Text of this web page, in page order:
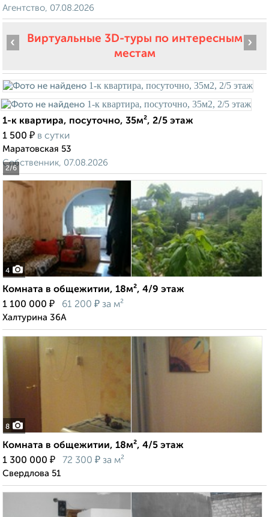
Агентство, 07.08.2026
Виртуальные 3D-туры по интересным
местам
2/6
‹ ›
1-к квартира, посуточно, 35м², 2/5 этаж
1 500 ₽ в сутки
Маратовская 53
Собственник, 07.08.2026
4
Комната в общежитии, 18м², 4/9 этаж
1 100 000 ₽ 61 200 ₽ за м²
Халтурина 36А
8
Комната в общежитии, 18м², 4/5 этаж
1 300 000 ₽ 72 300 ₽ за м²
Свердлова 51